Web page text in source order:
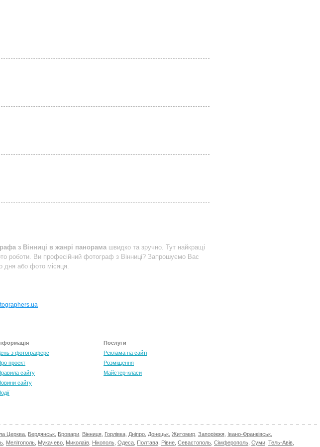
з Вінниці в жанрі панорама швидко та зручно. Тут найкращі
роботи. Ви професійний фотограф з Вінниці? Запрошуємо Вас
дня або фото місяця.
з фотограферс
проект
сайту
сайту
Послуги
Реклама на сайті
Розміщення
Майстер-класи
Церква Бердянськ Бровари Вінниця Горлівка Дніпро Донецьк Житомир Запоріжжя Івано-Франківськ
Мелітополь Мукачево Миколаїв Нікополь Одеса Полтава Рівне Севастополь Сімферополь Суми Тель-Авів